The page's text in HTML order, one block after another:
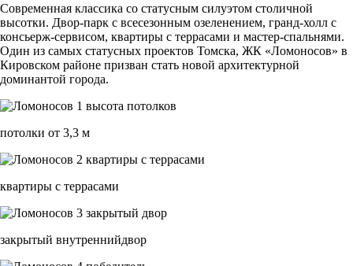
Современная классика со статусным силуэтом столичной
высотки. Двор-парк с всесезонным озеленением, гранд-холл с
консьерж-сервисом, квартиры с террасами и мастер-спальнями.
Один из самых статусных проектов Томска, ЖК «Ломоносов» в
Кировском районе призван стать новой архитектурной
доминантой города.
потолки от 3,3 м
квартиры с террасами
закрытый внутреннийдвор